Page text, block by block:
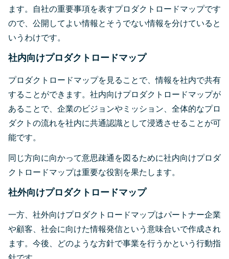
ます。自社の重要事項を表すプロダクトロードマップです
ので、公開してよい情報とそうでない情報を分けていると
いうわけです。
社内向けプロダクトロードマップ
プロダクトロードマップを見ることで、情報を社内で共有
することができます。社内向けプロダクトロードマップが
あることで、企業のビジョンやミッション、全体的なプロ
ダクトの流れを社内に共通認識として浸透させることが可
能です。
同じ方向に向かって意思疎通を図るために社内向けプロダ
クトロードマップは重要な役割を果たします。
社外向けプロダクトロードマップ
一方、社外向けプロダクトロードマップはパートナー企業
や顧客、社会に向けた情報発信という意味合いで作成され
ます。今後、どのような方針で事業を行うかという行動指